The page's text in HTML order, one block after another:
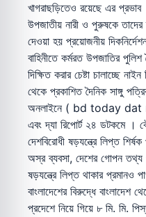
খাগরাছড়িতেও রয়েছে এর
উপজাতীয় নারী ও পুরুষকে তাদের
দেওয়া হয় প্রয়োজনীয়
বাহিনীতে কর্মরত উপজাতির পুলিশ
দিক্ষিত করার চেষ্টা চালাচ্ছে
থেকে প্রকাশিত দৈনিক সাঙ্গু
অনলাইনে ( bd today dat
এবং দ্যা রিপোর্ট ২৪ ডটকমে ।
দেশবিরোধী ষড়যন্ত্রে লিপ্ত
অস্র ব্যবসা, দেশের গোপন তথ্য
ষড়যন্ত্রে লিপ্ত থাকার প্রমানও
বাংলাদেশের বিরুদ্ধে বাংলাদেশ
প্রদেশে নিয়ে গিয়ে ৮ মি. মি.